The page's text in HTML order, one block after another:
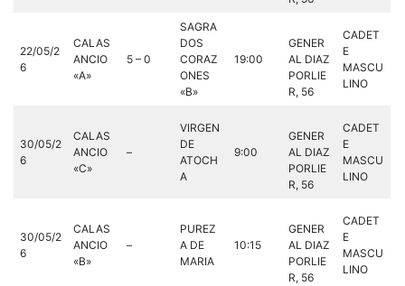
22/05/2
6
CALAS
ANCIO
«A»
5 – 0
SAGRA
DOS
CORAZ
ONES
«B»
19:00
GENER
AL DIAZ
PORLIE
R, 56
CADET
E
MASCU
LINO
30/05/2
6
CALAS
ANCIO
«C»
–
VIRGEN
DE
ATOCH
A
9:00
GENER
AL DIAZ
PORLIE
R, 56
CADET
E
MASCU
LINO
30/05/2
6
CALAS
ANCIO
«B»
–
PUREZ
A DE
MARIA
10:15
GENER
AL DIAZ
PORLIE
R, 56
CADET
E
MASCU
LINO